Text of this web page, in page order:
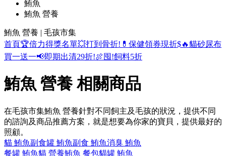
鮪魚
鮪魚 營養
鮪魚 營養 | 毛孩市集
首頁🏆倍力得獎名單💥打到骨折! 💊保健領券現折$🔥貓砂尿布
買一送一📢即期出清29折!🍖囤!飼料5折
鮪魚 營養 相關商品
在毛孩市集鮪魚 營養針對不同飼主及毛孩的狀況，提供不同
的諮詢及商品推薦方案，就是想要為你家的寶貝，提供最好的
照顧。
貓 鮪魚副食罐 鮪魚副食 鮪魚消臭 鮪魚
餐罐 鮪魚貓 營養鮪魚 餐包貓罐 鮪魚